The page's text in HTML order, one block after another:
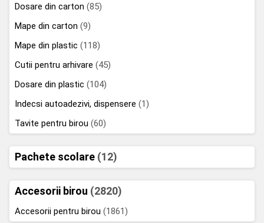
Dosare din carton (85)
Mape din carton (9)
Mape din plastic (118)
Cutii pentru arhivare (45)
Dosare din plastic (104)
Indecsi autoadezivi, dispensere (1)
Tavite pentru birou (60)
Pachete scolare (12)
Accesorii birou (2820)
Accesorii pentru birou (1861)